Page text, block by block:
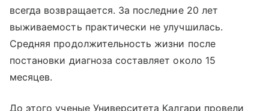
всегда возвращается. За последние 20 лет
выживаемость практически не улучшилась.
Средняя продолжительность жизни после
постановки диагноза составляет около 15
месяцев.
До этого ученые Университета Калгари провели